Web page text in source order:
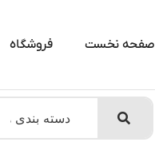
صفحه نخست فروشگاه